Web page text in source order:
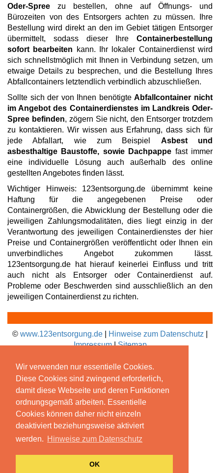
Wir verwenden nur essentielle Cookies.
Diese Cookies sind zwingend erforderlich,
damit diese Webseite und deren Funktionen
ordnungsgemäß arbeiten. Essentielle
Cookies können daher nicht einzeln
deaktiviert beziehungsweise aktiviert
werden. Hinweise zum Datenschutz
OK
Oder-Spree zu bestellen, ohne auf Öffnungs- und
Bürozeiten von des Entsorgers achten zu müssen. Ihre
Bestellung wird direkt an den im Gebiet tätigen Entsorger
übermittelt, sodass dieser Ihre Containerbestellung
sofort bearbeiten kann. Ihr lokaler Containerdienst wird
sich schnellstmöglich mit Ihnen in Verbindung setzen, um
etwaige Details zu besprechen, und die Bestellung Ihres
Abfallcontainers letztendlich verbindlich abzuschließen.
Sollte sich der von Ihnen benötigteAbfallcontainer nicht
im Angebot des Containerdienstes im Landkreis Oder-
Spree befinden, zögern Sie nicht, den Entsorger trotzdem
zu kontaktieren. Wir wissen aus Erfahrung, dass sich für
jede Abfallart, wie zum Beispiel Asbest und
asbesthaltige Baustoffe, sowie Dachpappe fast immer
eine individuelle Lösung auch außerhalb des online
gestellten Angebotes finden lässt.
Wichtiger Hinweis: 123entsorgung.de übernimmt keine
Haftung für die angegebenen Preise oder
Containergrößen, die Abwicklung der Bestellung oder die
jeweiligen Zahlungsmodalitäten, dies liegt einzig in der
Verantwortung des jeweiligen Containerdienstes der hier
Preise und Containergrößen veröffentlicht oder Ihnen ein
unverbindliches Angebot zukommen lässt.
123entsorgung.de hat hierauf keinerlei Einfluss und tritt
auch nicht als Entsorger oder Containerdienst auf.
Probleme oder Beschwerden sind ausschließlich an den
jeweiligen Containerdienst zu richten.
© www.123entsorgung.de Hinweise zum Datenschutz
Impressum|Sitemap